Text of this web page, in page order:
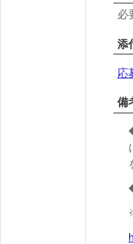
必
添
応
備